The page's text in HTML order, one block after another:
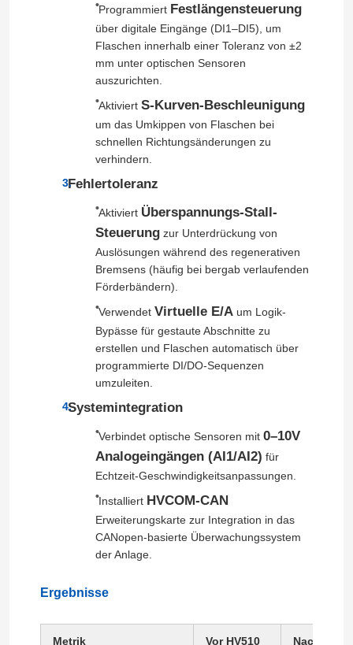
Zu Hause
Werksbesichtigung
Qualitätskontrolle
Neuigkeiten
Bitte um ein Angebot
vfd variabler Frequenz-Antrieb
Programmiert Festlängensteuerung
über digitale Eingänge (DI1–DI5), um
Flaschen innerhalb einer Toleranz von ±2
mm unter optischen Sensoren
auszurichten.
Aktiviert S-Kurven-Beschleunigung
um das Umkippen von Flaschen bei
schnellen Richtungsänderungen zu
verhindern.
Fehlertoleranz
Aktiviert Überspannungs-Stall-
Steuerungzur Unterdrückung von
Auslösungen während des regenerativen
Bremsens (häufig bei bergab verlaufenden
Förderbändern).
Verwendet Virtuelle E/Aum Logik-
Bypässe für gestaute Abschnitte zu
erstellen und Flaschen automatisch über
programmierte DI/DO-Sequenzen
umzuleiten.
Systemintegration
Verbindet optische Sensoren mit 0–10V
Analogeingängen (AI1/AI2) für
Echtzeit-Geschwindigkeitsanpassungen.
Installiert HVCOM-CAN
Erweiterungskarte zur Integration in das
CANopen-basierte Überwachungssystem
der Anlage.
Ergebnisse
Metrik Vor HV510 Nach